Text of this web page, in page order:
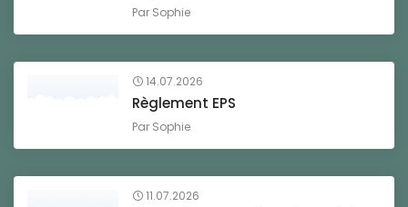
Par Sophie
14.07.2026
Règlement EPS
Par Sophie
11.07.2026